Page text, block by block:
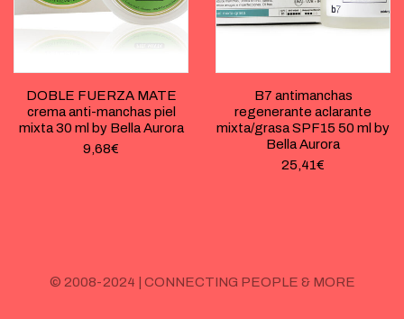
DOBLE FUERZA MATE
crema anti-manchas piel
mixta 30 ml by Bella Aurora
9,68€
B7 antimanchas
regenerante aclarante
mixta/grasa SPF15 50 ml by
Bella Aurora
25,41€
© 2008-2024 | CONNECTING PEOPLE & MORE